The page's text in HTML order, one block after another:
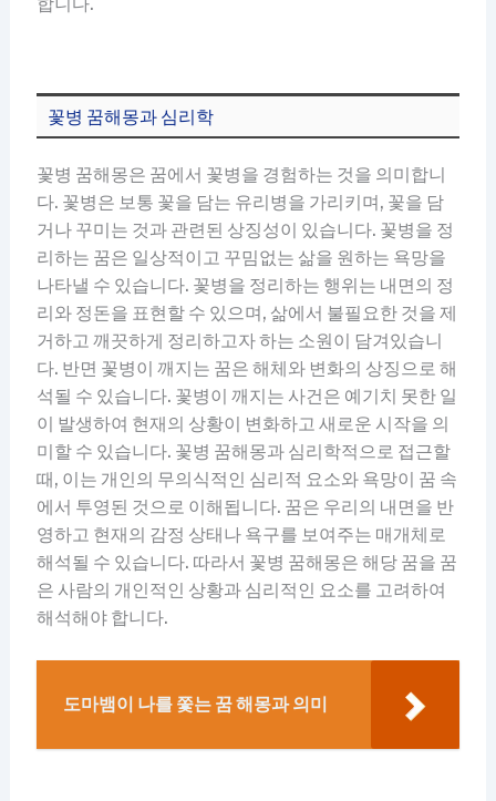
꽃병 꿈해몽과 심리학
꽃병 꿈해몽은 꿈에서 꽃병을 경험하는 것을 의미합니
다. 꽃병은 보통 꽃을 담는 유리병을 가리키며, 꽃을 담
거나 꾸미는 것과 관련된 상징성이 있습니다. 꽃병을 정
리하는 꿈은 일상적이고 꾸밈없는 삶을 원하는 욕망을
나타낼 수 있습니다. 꽃병을 정리하는 행위는 내면의 정
리와 정돈을 표현할 수 있으며, 삶에서 불필요한 것을 제
거하고 깨끗하게 정리하고자 하는 소원이 담겨있습니
다. 반면 꽃병이 깨지는 꿈은 해체와 변화의 상징으로 해
석될 수 있습니다. 꽃병이 깨지는 사건은 예기치 못한 일
이 발생하여 현재의 상황이 변화하고 새로운 시작을 의
미할 수 있습니다. 꽃병 꿈해몽과 심리학적으로 접근할
때, 이는 개인의 무의식적인 심리적 요소와 욕망이 꿈 속
에서 투영된 것으로 이해됩니다. 꿈은 우리의 내면을 반
영하고 현재의 감정 상태나 욕구를 보여주는 매개체로
해석될 수 있습니다. 따라서 꽃병 꿈해몽은 해당 꿈을 꿈
은 사람의 개인적인 상황과 심리적인 요소를 고려하여
해석해야 합니다.
도마뱀이 나를 쫓는 꿈 해몽과 의미